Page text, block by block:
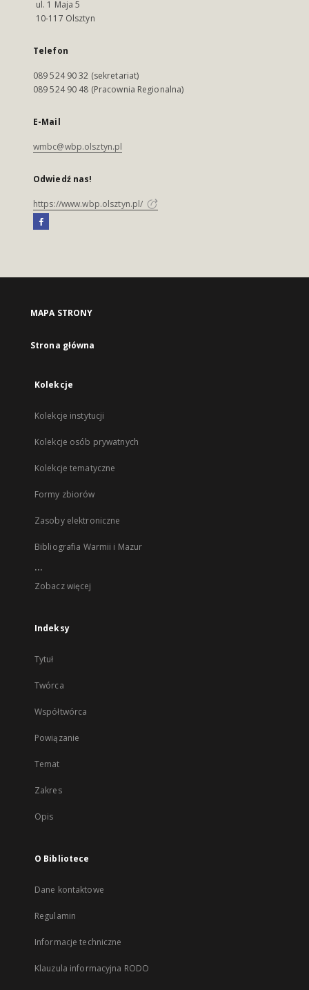
ul. 1 Maja 5
10-117 Olsztyn
Telefon
089 524 90 32 (sekretariat)
089 524 90 48 (Pracownia Regionalna)
E-Mail
wmbc@wbp.olsztyn.pl
Odwiedź nas!
https://www.wbp.olsztyn.pl/
MAPA STRONY
Strona główna
Kolekcje
Kolekcje instytucji
Kolekcje osób prywatnych
Kolekcje tematyczne
Formy zbiorów
Zasoby elektroniczne
Bibliografia Warmii i Mazur
...
Zobacz więcej
Indeksy
Tytuł
Twórca
Współtwórca
Powiązanie
Temat
Zakres
Opis
O Bibliotece
Dane kontaktowe
Regulamin
Informacje techniczne
Klauzula informacyjna RODO